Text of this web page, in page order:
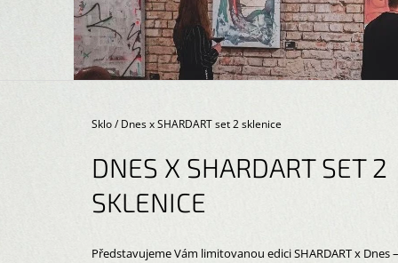
Domů
Sklo/ Dnes x SHARDART set 2 sklenice
DNES X SHARDART SET 2
SKLENICE
Představujeme Vám limitovanou edici SHARDART x Dnes –
DNES X SHARDART SET KARAFA & 2